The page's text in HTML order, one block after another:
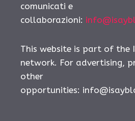
comunicati e
collaborazioni:
This website is part of the
network. For advertising,
other
opportunities: